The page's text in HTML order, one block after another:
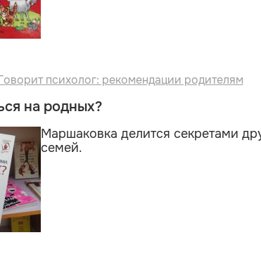
психолог: рекомендации родителям
на родных?
Маршаковка делится секретами
семей.